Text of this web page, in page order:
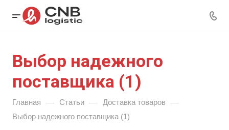
Выбор надежного
поставщика (1)
Главная — Статьи — Доставка товаров —
Выбор надежного поставщика (1)